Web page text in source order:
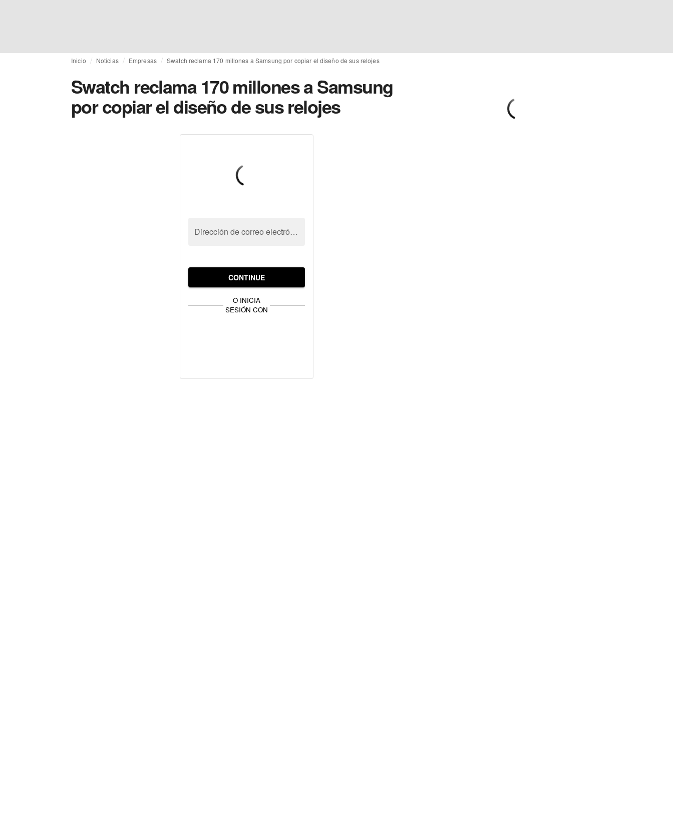
Inicio Noticias Empresas Swatch reclama 170 millones a Samsung por copiar el diseño de sus relojes
Swatch reclama 170 millones a Samsung
por copiar el diseño de sus relojes
Dirección de correo electrónico
CONTINUE
O INICIA
SESIÓN CON